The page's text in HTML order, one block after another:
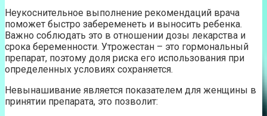
Неукоснительное выполнение рекомендаций врача
поможет быстро забеременеть и выносить ребенка.
Важно соблюдать это в отношении дозы лекарства и
срока беременности. Утрожестан – это гормональный
препарат, поэтому доля риска его использования при
определенных условиях сохраняется.
Невынашивание является показателем для женщины в
принятии препарата, это позволит: